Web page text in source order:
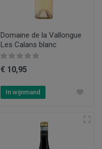
Domaine de la Vallongue
Les Calans blanc
€ 10,95
In wijnmand